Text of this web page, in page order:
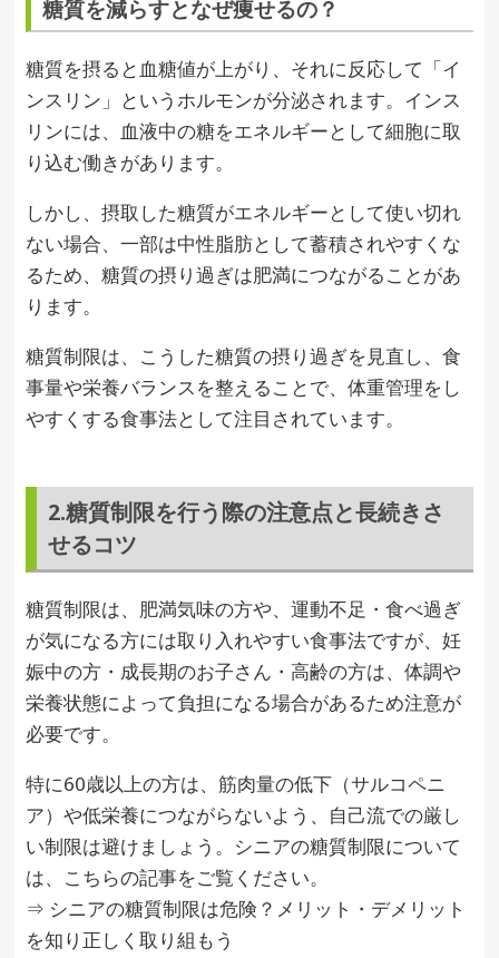
糖質を減らすとなぜ痩せるの？
糖質を摂ると血糖値が上がり、それに反応して「イ
ンスリン」というホルモンが分泌されます。インス
リンには、血液中の糖をエネルギーとして細胞に取
り込む働きがあります。
しかし、摂取した糖質がエネルギーとして使い切れ
ない場合、一部は中性脂肪として蓄積されやすくな
るため、糖質の摂り過ぎは肥満につながることがあ
ります。
糖質制限は、こうした糖質の摂り過ぎを見直し、食
事量や栄養バランスを整えることで、体重管理をし
やすくする食事法として注目されています。
2.糖質制限を行う際の注意点と長続きさ
せるコツ
糖質制限は、肥満気味の方や、運動不足・食べ過ぎ
が気になる方には取り入れやすい食事法ですが、妊
娠中の方・成長期のお子さん・高齢の方は、体調や
栄養状態によって負担になる場合があるため注意が
必要です。
特に60歳以上の方は、筋肉量の低下（サルコペニ
ア）や低栄養につながらないよう、自己流での厳し
い制限は避けましょう。シニアの糖質制限について
は、こちらの記事をご覧ください。
⇒ シニアの糖質制限は危険？メリット・デメリット
を知り正しく取り組もう